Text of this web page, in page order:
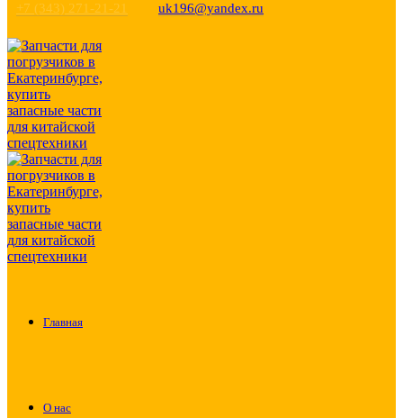
+7 (343) 271-21-21 uk196@yandex.ru
Главная
О нас